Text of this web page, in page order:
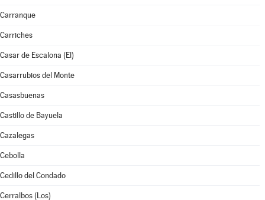
Carranque
Carriches
Casar de Escalona (El)
Casarrubios del Monte
Casasbuenas
Castillo de Bayuela
Cazalegas
Cebolla
Cedillo del Condado
Cerralbos (Los)